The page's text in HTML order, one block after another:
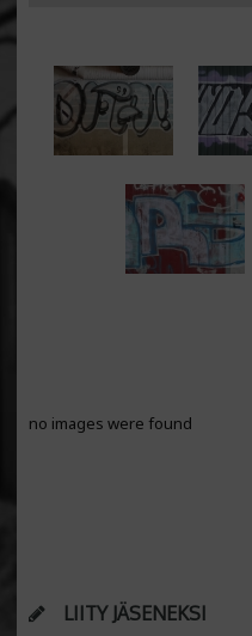
no images were found
LIITY JÄSENEKSI